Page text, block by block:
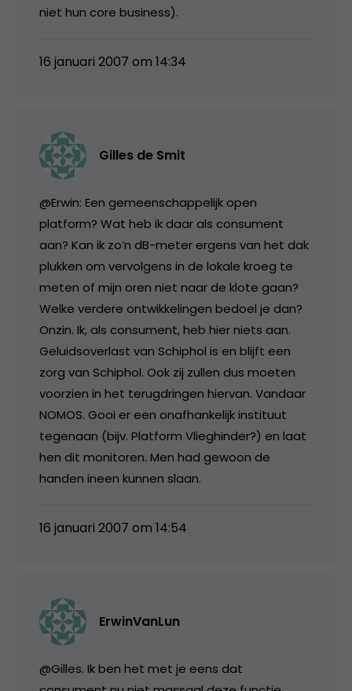
niet hun core business).
16 januari 2007 om 14:34
Gilles de Smit
@Erwin: Een gemeenschappelijk open
platform? Wat heb ik daar als consument
aan? Kan ik zo’n dB-meter ergens van het dak
plukken om vervolgens in de lokale kroeg te
meten of mijn oren niet naar de klote gaan?
Welke verdere ontwikkelingen bedoel je dan?
Onzin. Ik, als consument, heb hier niets aan.
Geluidsoverlast van Schiphol is en blijft een
zorg van Schiphol. Ook zij zullen dus moeten
voorzien in het terugdringen hiervan. Vandaar
NOMOS. Gooi er een onafhankelijk instituut
tegenaan (bijv. Platform Vlieghinder?) en laat
hen dit monitoren. Men had gewoon de
handen ineen kunnen slaan.
16 januari 2007 om 14:54
ErwinVanLun
@Gilles. Ik ben het met je eens dat